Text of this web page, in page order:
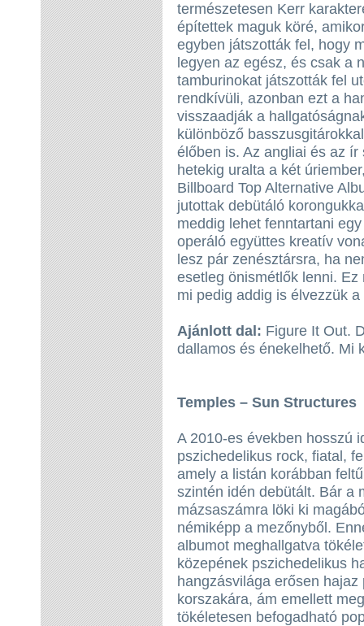
természetesen Kerr
építettek maguk köré,
egyben játszották fel, hogy
legyen az egész, és csak a
tamburinokat játszották fel
rendkívüli, azonban ezt a
visszaadják a
különböző
élőben is. Az angliai és az
hetekig uralta a két
Billboard Top Alternative
jutottak debütáló
meddig lehet fenntartani
operáló együttes kreatív
lesz pár zenésztársra, ha
esetleg önismétlők lenni.
mi pedig addig is élvezzük
Ajánlott dal: Figure It Out.
dallamos és énekelhető. Mi
Temples – Sun Structures
A 2010-es években hosszú
pszichedelikus rock, fiatal,
amely a listán korábban
szintén idén debütált. Bár a
mázsaszámra löki ki
némiképp a mezőnyből.
albumot meghallgatva
közepének pszichedelikus
hangzásvilága erősen
korszakára, ám emellett
tökéletesen befogadható